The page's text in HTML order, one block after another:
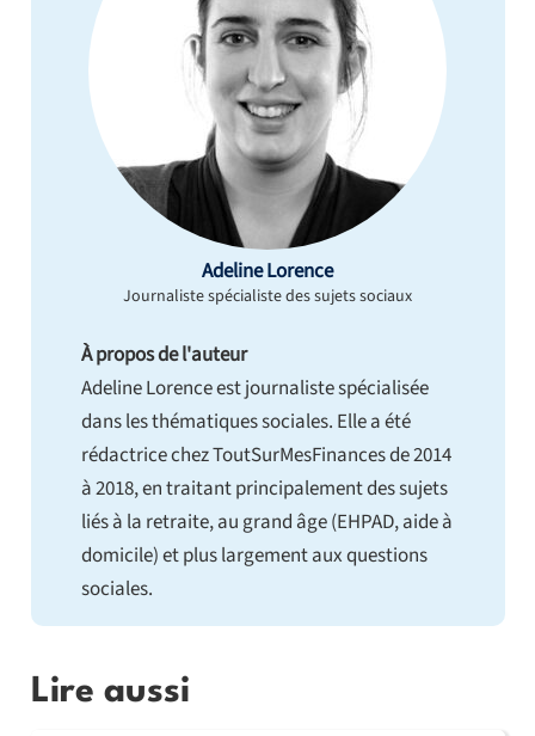
Adeline Lorence
Journaliste spécialiste des sujets sociaux
À propos de l'auteur
Adeline Lorence est journaliste spécialisée
dans les thématiques sociales. Elle a été
rédactrice chez ToutSurMesFinances de 2014
à 2018, en traitant principalement des sujets
liés à la retraite, au grand âge (EHPAD, aide à
domicile) et plus largement aux questions
sociales.
Lire aussi